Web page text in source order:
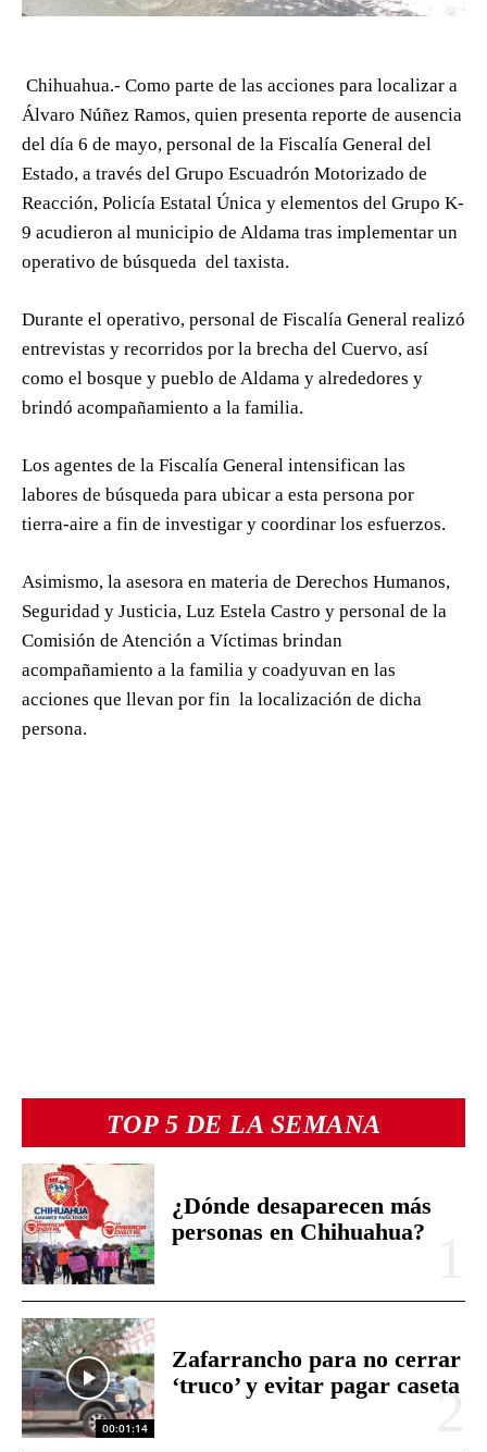
TOP 5 DE LA SEMANA
¿Dónde desaparecen más
personas en Chihuahua?
00:01:14
Zafarrancho para no cerrar
‘truco’ y evitar pagar caseta
Chihuahua.- Como parte de las acciones para localizar a
Álvaro Núñez Ramos, quien presenta reporte de ausencia
del día 6 de mayo, personal de la Fiscalía General del
Estado, a través del Grupo Escuadrón Motorizado de
Reacción, Policía Estatal Única y elementos del Grupo K-
9 acudieron al municipio de Aldama tras implementar un
operativo de búsqueda del taxista.
Durante el operativo, personal de Fiscalía General realizó
entrevistas y recorridos por la brecha del Cuervo, así
como el bosque y pueblo de Aldama y alrededores y
brindó acompañamiento a la familia.
Los agentes de la Fiscalía General intensifican las
labores de búsqueda para ubicar a esta persona por
tierra-aire a fin de investigar y coordinar los esfuerzos.
Asimismo, la asesora en materia de Derechos Humanos,
Seguridad y Justicia, Luz Estela Castro y personal de la
Comisión de Atención a Víctimas brindan
acompañamiento a la familia y coadyuvan en las
acciones que llevan por fin la localización de dicha
persona.